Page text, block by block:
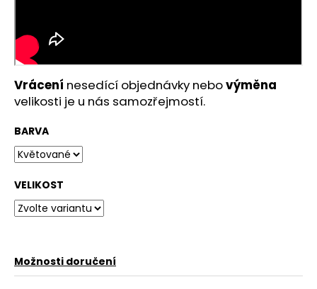
Vrácení nesedící objednávky nebovýměna
velikosti je u nás samozřejmostí.
BARVA
VELIKOST
Možnosti doručení